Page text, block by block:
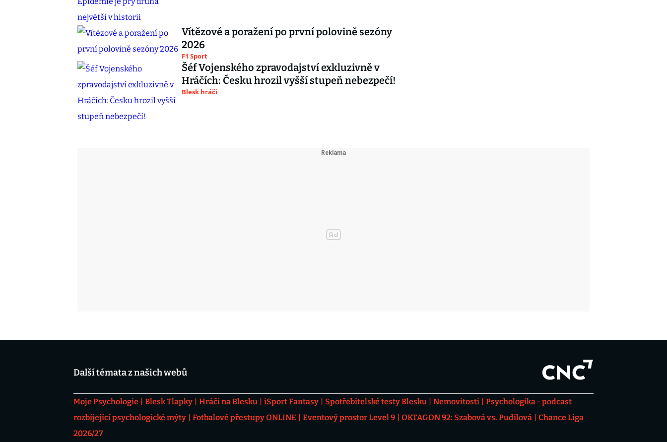
Vítězové a poražení po první polovině sezóny
2026
F1 Sport
Šéf Vojenského zpravodajství exkluzivně v
Hráčích: Česku hrozil vyšší stupeň nebezpečí!
Blesk hráči
Další témata z našich webů
Moje Psychologie Blesk Tlapky Hráči na Blesku iSport Fantasy Spotřebitelské testy Blesku Nemovitosti
Psychologika - podcast
rozbíjející psychologické mýty
Fotbalové přestupy ONLINE Eventový prostor Level 9 OKTAGON 92: Szabová vs. Pudilová
Chance Liga
2026/27